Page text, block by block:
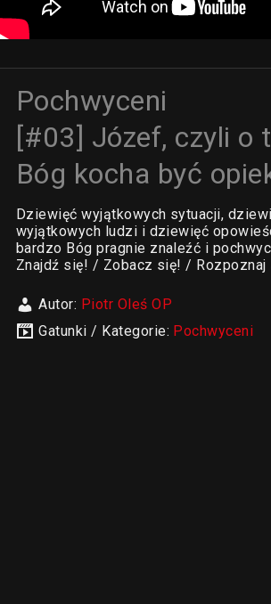
Pochwyceni
[#03] Józef, czyli o
Bóg kocha być
Dziewięć wyjątkowych sytuacji,
wyjątkowych ludzi i dziewięć
bardzo Bóg pragnie znaleźć i
Znajdź się! / Zobacz się! / Rozpoznaj
Autor: Piotr Oleś OP
Gatunki / Kategorie: Pochwyceni